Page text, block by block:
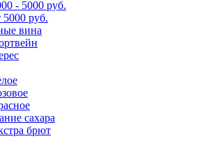
- 5000 руб.
5000 руб.
вина
сахара
брют